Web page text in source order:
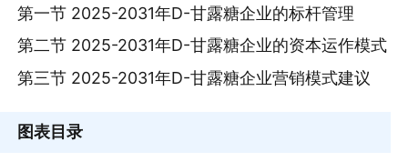
第一节 2025-2031年D-甘露糖企业的标杆管理
第二节 2025-2031年D-甘露糖企业的资本运作模式
第三节 2025-2031年D-甘露糖企业营销模式建议
图表目录